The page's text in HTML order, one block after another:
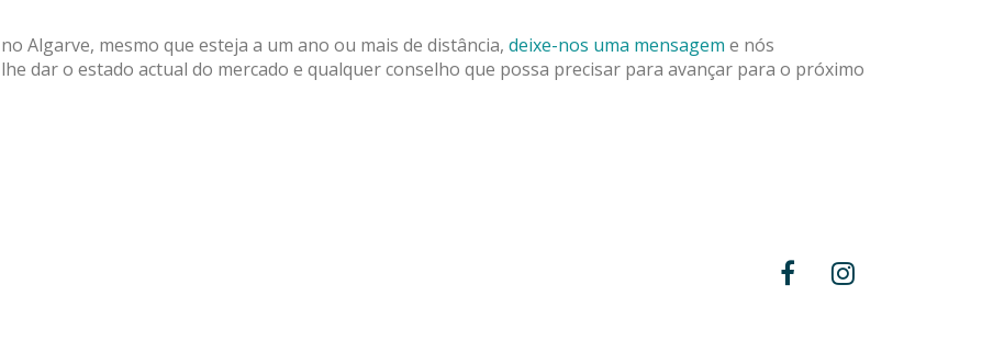
Algarve, mesmo que esteja a um ano ou mais de distância, deixe-nos uma mensagem e nós
dar o estado actual do mercado e qualquer conselho que possa precisar para avançar para o próximo